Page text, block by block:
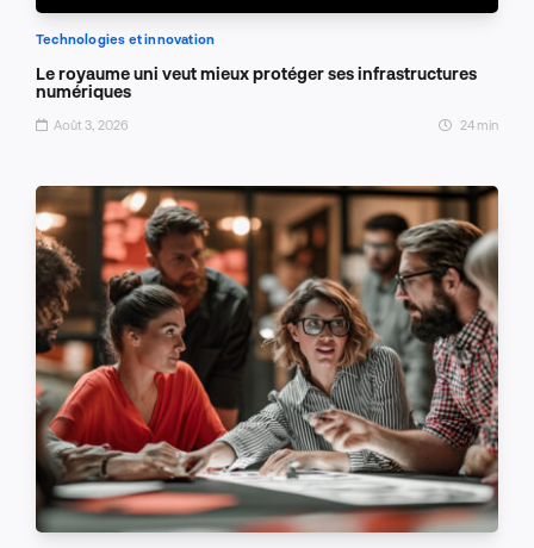
Technologies et innovation
Le royaume uni veut mieux protéger ses infrastructures
numériques
Août 3, 2026 24 min